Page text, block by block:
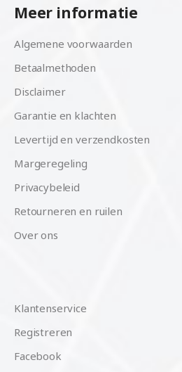
Meer informatie
Algemene voorwaarden
Betaalmethoden
Disclaimer
Garantie en klachten
Levertijd en verzendkosten
Margeregeling
Privacybeleid
Retourneren en ruilen
Over ons
Klantenservice
Registreren
Facebook